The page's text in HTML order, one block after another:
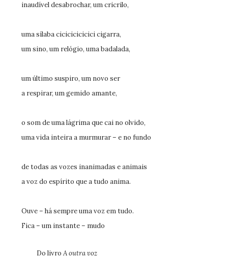
inaudível desabrochar, um cricrilo,
uma sílaba cicicicicicici cigarra,
um sino, um relógio, uma badalada,
um último suspiro, um novo ser
a respirar, um gemido amante,
o som de uma lágrima que cai no olvido,
uma vida inteira a murmurar – e no fundo
de todas as vozes inanimadas e animais
a voz do espírito que a tudo anima.
Ouve – há sempre uma voz em tudo.
Fica – um instante – mudo
Do livro A outra voz